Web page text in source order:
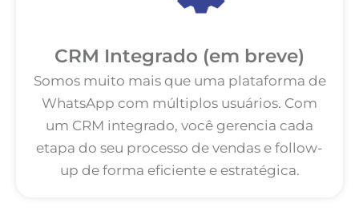
CRM Integrado (em breve)
Somos muito mais que uma plataforma de
WhatsApp com múltiplos usuários. Com
um CRM integrado, você gerencia cada
etapa do seu processo de vendas e follow-
up de forma eficiente e estratégica.